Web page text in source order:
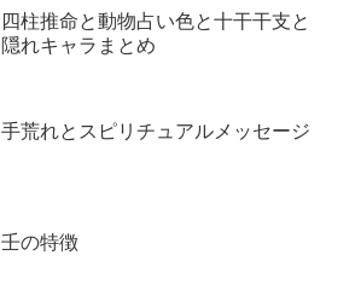
四柱推命と動物占い色と十干干支と
隠れキャラまとめ
手荒れとスピリチュアルメッセージ
壬の特徴